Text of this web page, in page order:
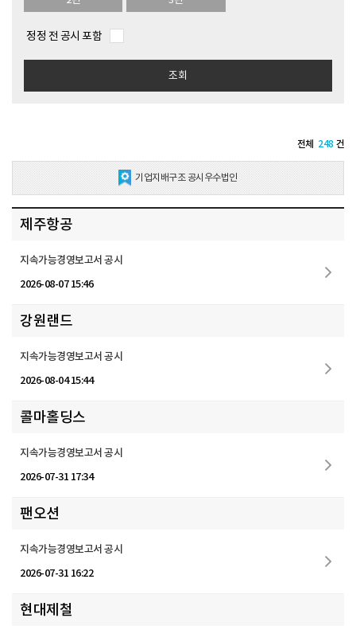
정정 전 공시 포함
조회
전체 248 건
기업지배구조 공시우수법인
제주항공
2026-08-07 15:46
지속가능경영보고서 공시
강원랜드
2026-08-04 15:44
지속가능경영보고서 공시
콜마홀딩스
2026-07-31 17:34
지속가능경영보고서 공시
팬오션
2026-07-31 16:22
지속가능경영보고서 공시
현대제철